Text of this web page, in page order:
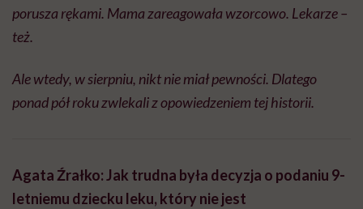
porusza rękami. Mama zareagowała wzorcowo. Lekarze –
też.
Ale wtedy, w sierpniu, nikt nie miał pewności. Dlatego
ponad pół roku zwlekali z opowiedzeniem tej historii.
Agata Źrałko: Jak trudna była decyzja o podaniu 9-
letniemu dziecku leku, który nie jest